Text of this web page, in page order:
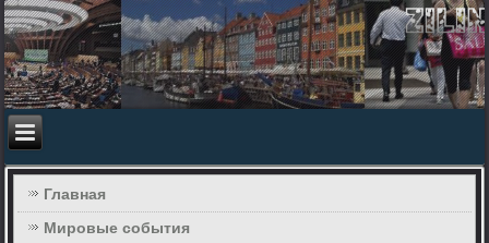
Главная
Мировые события